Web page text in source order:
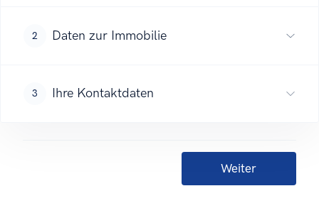
2 Daten zur Immobilie
3 Ihre Kontaktdaten
Weiter